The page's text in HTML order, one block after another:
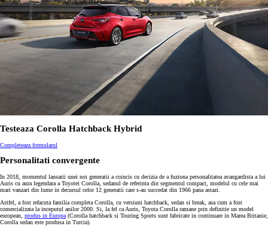
Testeaza Corolla Hatchback Hybrid
Completeaza formularul
Personalitati convergente
In 2018, momentul lansarii unei noi generatii a coincis cu decizia de a fuziona personalitatea avangardista a lui
Auris cu aura legendara a Toyotei Corolla, sedanul de referinta din segmentul compact, modelul cu cele mai
mari vanzari din lume in decursul celor 12 generatii care s-au succedat din 1966 pana astazi.
Astfel, a fost refacuta familia completa Corolla, cu versiuni hatchback, sedan si break, asa cum a fost
comercializata la inceputul anilor 2000. Si, la fel ca Auris, Toyota Corolla ramane prin definitie un model
european, produs in Europa (Corolla hatchback si Touring Sports sunt fabricate in continuare in Marea Britanie,
Corolla sedan este produsa in Turcia).